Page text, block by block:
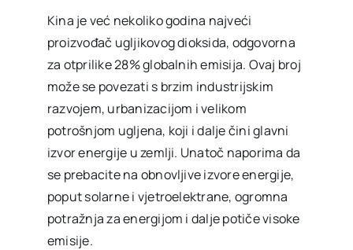
Kina je već nekoliko godina najveći
proizvođač ugljikovog dioksida, odgovorna
za otprilike 28% globalnih emisija. Ovaj broj
može se povezati s brzim industrijskim
razvojem, urbanizacijom i velikom
potrošnjom ugljena, koji i dalje čini glavni
izvor energije u zemlji. Unatoč naporima da
se prebacite na obnovljive izvore energije,
poput solarne i vjetroelektrane, ogromna
potražnja za energijom i dalje potiče visoke
emisije.